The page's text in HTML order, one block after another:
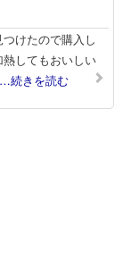
けたので購入し
してもおいしい
続きを読む